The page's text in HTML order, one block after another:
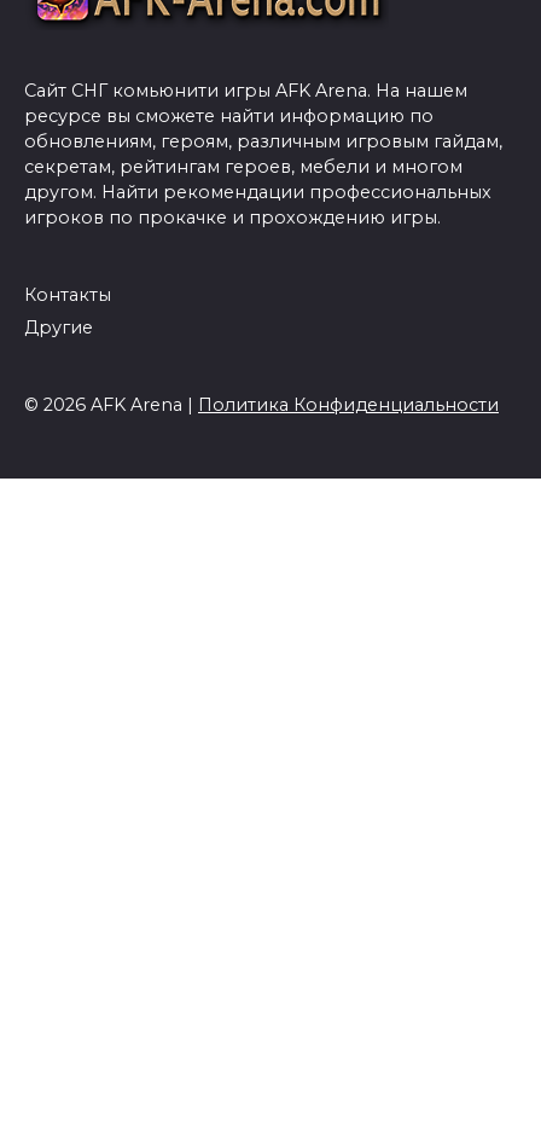
Сайт СНГ комьюнити игры AFK Arena. На нашем
ресурсе вы сможете найти информацию по
обновлениям, героям, различным игровым гайдам,
секретам, рейтингам героев, мебели и многом
другом. Найти рекомендации профессиональных
игроков по прокачке и прохождению игры.
Контакты
Другие
© 2026 AFK Arena | Политика Конфиденциальности